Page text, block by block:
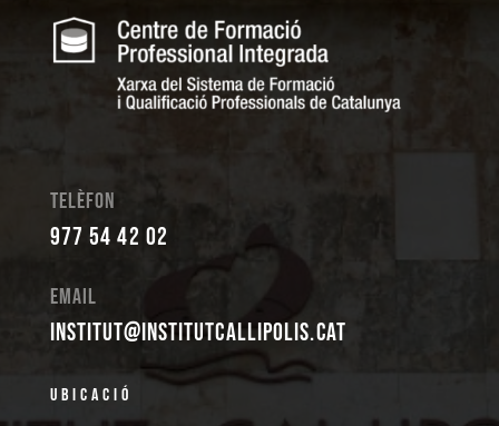
Telèfon
977 54 42 02
Email
institut@institutcallipolis.cat
Ubicació